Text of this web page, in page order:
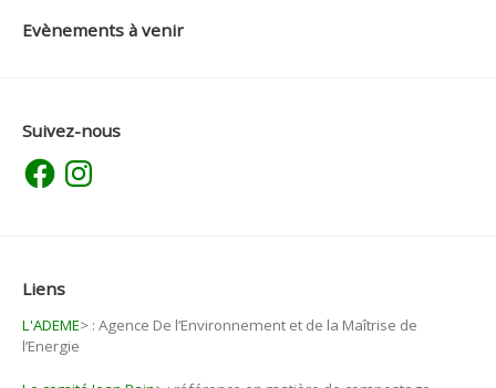
Evènements à venir
Suivez-nous
FacebookInstagram
Liens
L'ADEME>: Agence De l’Environnement et de la Maîtrise de
l’Energie